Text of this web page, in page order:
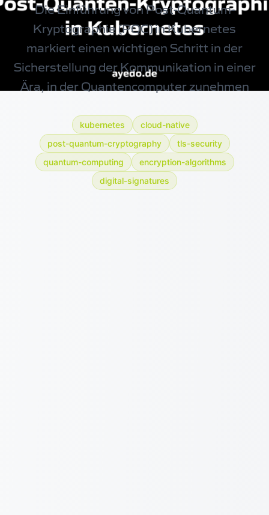
Die Einführung von Post-Quantum-
Kryptographie (PQC) inKubernetes
markiert einen wichtigen Schritt in der
Sicherstellung der Kommunikation in einer
Ära, in der Quantencomputer zunehmen
kubernetes
cloud-native
post-quantum-cryptography
tls-security
quantum-computing
encryption-algorithms
digital-signatures